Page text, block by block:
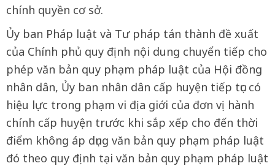
chính quyền cơ sở.
Ủy ban Pháp luật và Tư pháp tán thành đề xuất
của Chính phủ quy định nội dung chuyển tiếp cho
phép văn bản quy phạm pháp luật của Hội đồng
nhân dân, Ủy ban nhân dân cấp huyện tiếp tục có
hiệu lực trong phạm vi địa giới của đơn vị hành
chính cấp huyện trước khi sắp xếp cho đến thời
điểm không áp dụng văn bản quy phạm pháp luật
đó theo quy định tại văn bản quy phạm pháp luật